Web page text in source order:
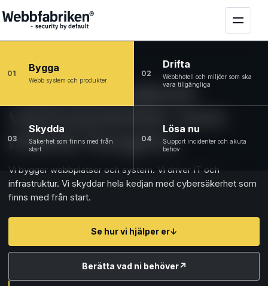
Tekniken bakom
verksamheter som
måste fungera
Vi bygger webbplatser och system. Vi driver IT och
infrastruktur. Vi skyddar hela kedjan med cybersäkerhet som
finns med från start.
Se hur vi hjälper er↓
Berätta vad ni behöver↗
01 Bygga
Webb system och produkter
02
Drifta
Webbhotell och miljöer som ska
vara tillgängliga
03
Skydda
Säkerhet som finns med från
start
04
Lösa nu
Support incidenter och akuta
behov